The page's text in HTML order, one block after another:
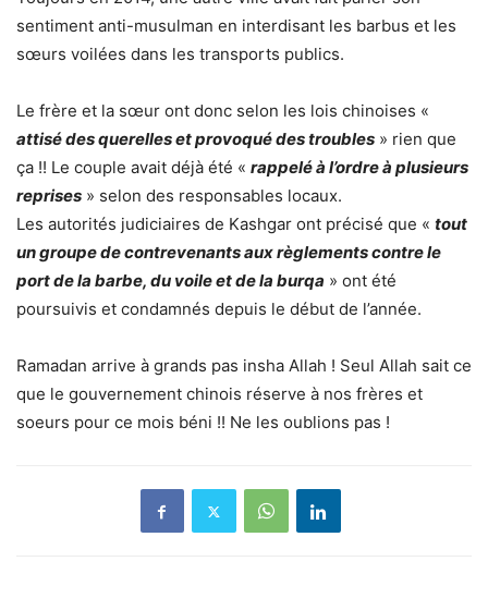
sentiment anti-musulman en interdisant les barbus et les
sœurs voilées dans les transports publics.
Le frère et la sœur ont donc selon les lois chinoises «
attisé des querelles et provoqué des troubles » rien que
ça !! Le couple avait déjà été « rappelé à l’ordre à plusieurs
reprises » selon des responsables locaux.
Les autorités judiciaires de Kashgar ont précisé que « tout
un groupe de contrevenants aux règlements contre le
port de la barbe, du voile et de la burqa » ont été
poursuivis et condamnés depuis le début de l’année.
Ramadan arrive à grands pas insha Allah ! Seul Allah sait ce
que le gouvernement chinois réserve à nos frères et
soeurs pour ce mois béni !! Ne les oublions pas !